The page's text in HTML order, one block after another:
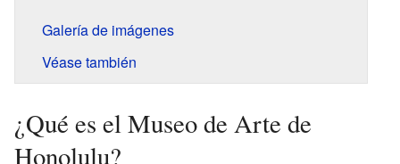
Galería de imágenes
Véase también
¿Qué es el Museo de Arte de
Honolulu?